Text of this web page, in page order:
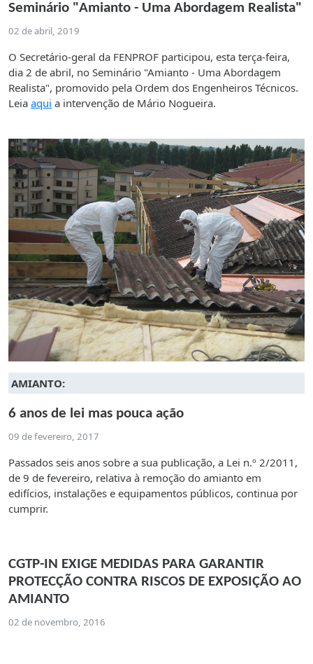
Seminário "Amianto - Uma Abordagem Realista"
02 de abril, 2019
O Secretário-geral da FENPROF participou, esta terça-feira,
dia 2 de abril, no Seminário "Amianto - Uma Abordagem
Realista", promovido pela Ordem dos Engenheiros Técnicos.
Leia aqui a intervenção de Mário Nogueira.
AMIANTO:
6 anos de lei mas pouca ação
09 de fevereiro, 2017
Passados seis anos sobre a sua publicação, a Lei n.º 2/2011,
de 9 de fevereiro, relativa à remoção do amianto em
edifícios, instalações e equipamentos públicos, continua por
cumprir.
CGTP-IN EXIGE MEDIDAS PARA GARANTIR
PROTECÇÃO CONTRA RISCOS DE EXPOSIÇÃO AO
AMIANTO
02 de novembro, 2016